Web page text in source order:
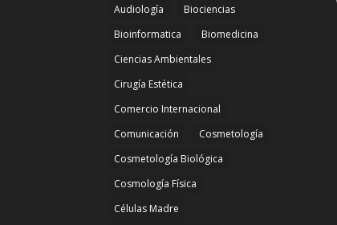
Audiología
Biociencias
Bioinformatica
Biomedicina
Ciencias Ambientales
Cirugía Estética
Comercio Internacional
Comunicación
Cosmetología
Cosmetología Biológica
Cosmología Física
Células Madre